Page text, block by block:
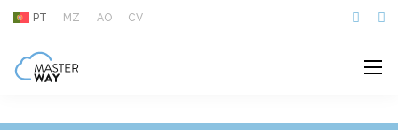
O futuro do trabalho é flexível. Neste artigo falamos de como
produtividade, a cultura e a retenção de talento.
PT MZ AO CV